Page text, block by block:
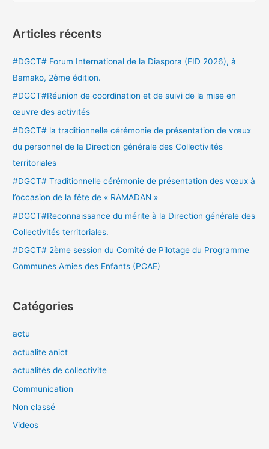
h
r
:
Articles récents
#DGCT# Forum International de la Diaspora (FID 2026), à
Bamako, 2ème édition.
#DGCT#Réunion de coordination et de suivi de la mise en
œuvre des activités
#DGCT# la traditionnelle cérémonie de présentation de vœux
du personnel de la Direction générale des Collectivités
territoriales
#DGCT# Traditionnelle cérémonie de présentation des vœux à
l’occasion de la fête de « RAMADAN »
#DGCT#Reconnaissance du mérite à la Direction générale des
Collectivités territoriales.
#DGCT# 2ème session du Comité de Pilotage du Programme
Communes Amies des Enfants (PCAE)
Catégories
actu
actualite anict
actualités de collectivite
Communication
Non classé
Videos